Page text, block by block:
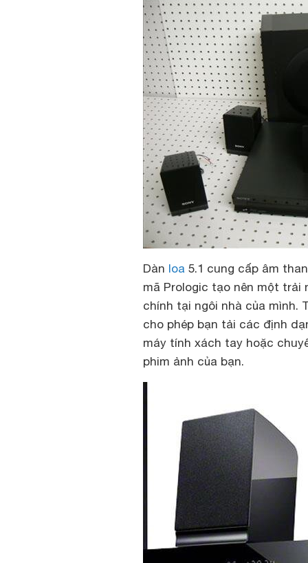
Dàn loa 5.1 cung cấp âm
mã Prologic tạo nên một trải
chính tại ngôi nhà của mình.
cho phép bạn tải các định
máy tính xách tay hoặc
phim ảnh của bạn.